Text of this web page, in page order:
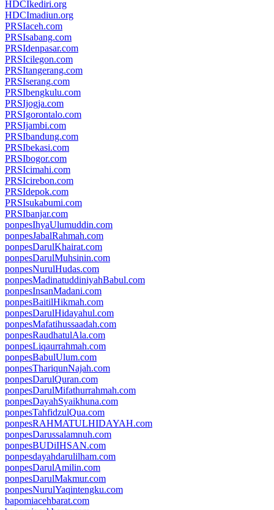
HDCIkediri.org
HDCImadiun.org
PRSIaceh.com
PRSIsabang.com
PRSIdenpasar.com
PRSIcilegon.com
PRSItangerang.com
PRSIserang.com
PRSIbengkulu.com
PRSIjogja.com
PRSIgorontalo.com
PRSIjambi.com
PRSIbandung.com
PRSIbekasi.com
PRSIbogor.com
PRSIcimahi.com
PRSIcirebon.com
PRSIdepok.com
PRSIsukabumi.com
PRSIbanjar.com
ponpesIhyaUlumuddin.com
ponpesJabalRahmah.com
ponpesDarulKhairat.com
ponpesDarulMuhsinin.com
ponpesNurulHudas.com
ponpesMadinatuddiniyahBabul.com
ponpesInsanMadani.com
ponpesBaitilHikmah.com
ponpesDarulHidayahul.com
ponpesMafatihussaadah.com
ponpesRaudhatulAla.com
ponpesLiqaurrahmah.com
ponpesBabulUlum.com
ponpesThariqunNajah.com
ponpesDarulQuran.com
ponpesDarulMifathurrahmah.com
ponpesDayahSyaikhuna.com
ponpesTahfidzulQua.com
ponpesRAHMATULHIDAYAH.com
ponpesDarussalamnuh.com
ponpesBUDiIHSAN.com
ponpesdayahdarulilham.com
ponpesDarulAmilin.com
ponpesDarulMakmur.com
ponpesNurulYaqintengku.com
bapomiacehbarat.com